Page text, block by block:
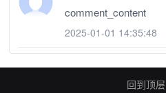
comment_content
2025-01-01 14:35:48
回到顶层